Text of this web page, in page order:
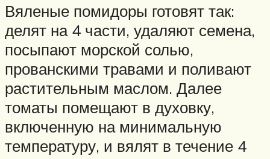
Вяленые помидоры готовят так:
делят на 4 части, удаляют семена,
посыпают морской солью,
прованскими травами и поливают
растительным маслом. Далее
томаты помещают в духовку,
включенную на минимальную
температуру, и вялят в течение 4